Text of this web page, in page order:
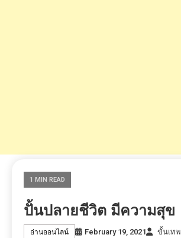
1 MIN READ
ปั้นปลายชีวิต มีความสุข
อ่านออนไลน์ February 19, 2021 ขั้นเทพ